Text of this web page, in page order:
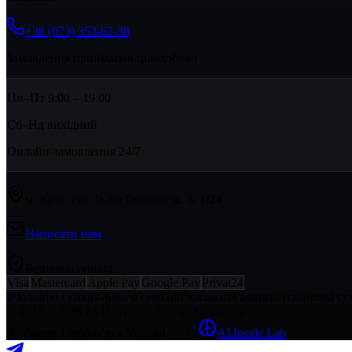
+38 (073) 353-62-38
Пн–Пт 9:00 – 19:00
Сб–Нд вихідний
Написати нам
Visa Mastercard Apple Pay Google Pay Privat24
AI.Inside Lab